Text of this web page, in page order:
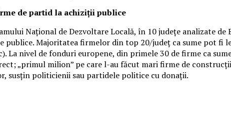
de partid la achiziții publice
Național de Dezvoltare Locală, în 10 județe analizate
publice. Majoritatea firmelor din top 20/județ ca sume pot fi
La nivel de fonduri europene, din primele 30 de firme ca
„primul milion” pe care l-au făcut mari firme de
susțin politicienii sau partidele politice cu donații.